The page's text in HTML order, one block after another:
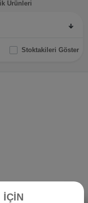
Ürünleri
Stoktakileri Göster
İÇİN